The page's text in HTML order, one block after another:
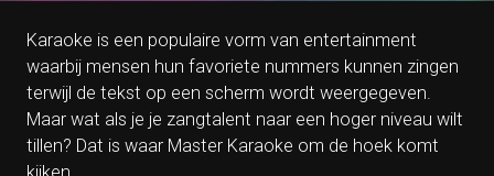
Karaoke is een populaire vorm van entertainment
waarbij mensen hun favoriete nummers kunnen zingen
terwijl de tekst op een scherm wordt weergegeven.
Maar wat als je je zangtalent naar een hoger niveau wilt
tillen? Dat is waar Master Karaoke om de hoek komt